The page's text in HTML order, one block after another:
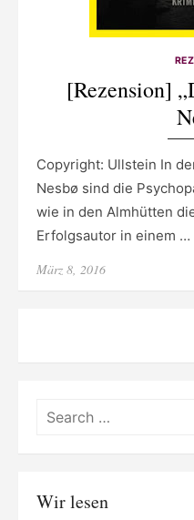
[Rezension]
Copyright: Ullstein In
Nesbø sind die
wie in den Almhütten
Erfolgsautor in einem …
Posted
März 8, 2016
Wir lesen